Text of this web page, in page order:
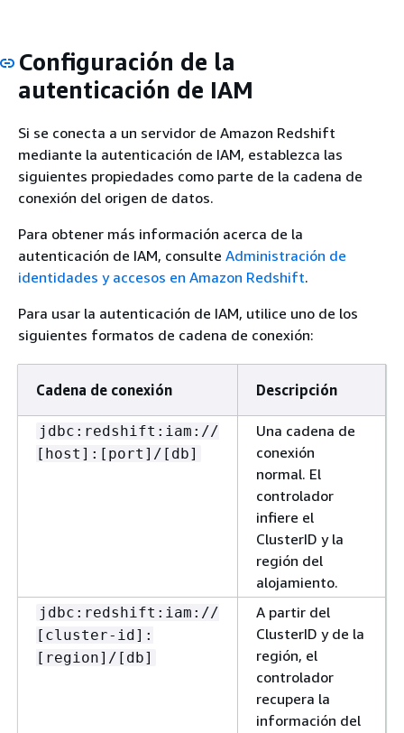
Configuración de la
autenticación de IAM
Si se conecta a un servidor de Amazon Redshift
mediante la autenticación de IAM, establezca las
siguientes propiedades como parte de la cadena de
conexión del origen de datos.
Para obtener más información acerca de la
autenticación de IAM, consulte Administración de
identidades y accesos en Amazon Redshift.
Para usar la autenticación de IAM, utilice uno de los
siguientes formatos de cadena de conexión:
Cadena de conexión Descripción
jdbc:redshift:iam://
[host]:[port]/[db]
Una cadena de
conexión
normal. El
controlador
infiere el
ClusterID y la
región del
alojamiento.
jdbc:redshift:iam://
[cluster-id]:
[region]/[db]
A partir del
ClusterID y de la
región, el
controlador
recupera la
información del